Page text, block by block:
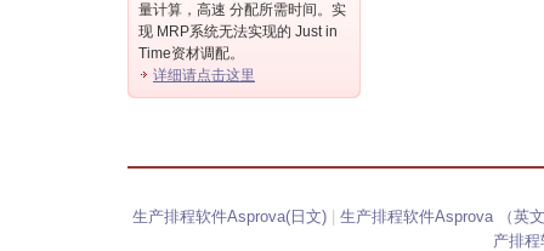
量计算，高速 分配所需时间。实
现 MRP系统无法实现的 Just in
Time资材调配。
详细请点击这里
生产排程软件Asprova(日文)| 生产排程软件Asprova （英
产排